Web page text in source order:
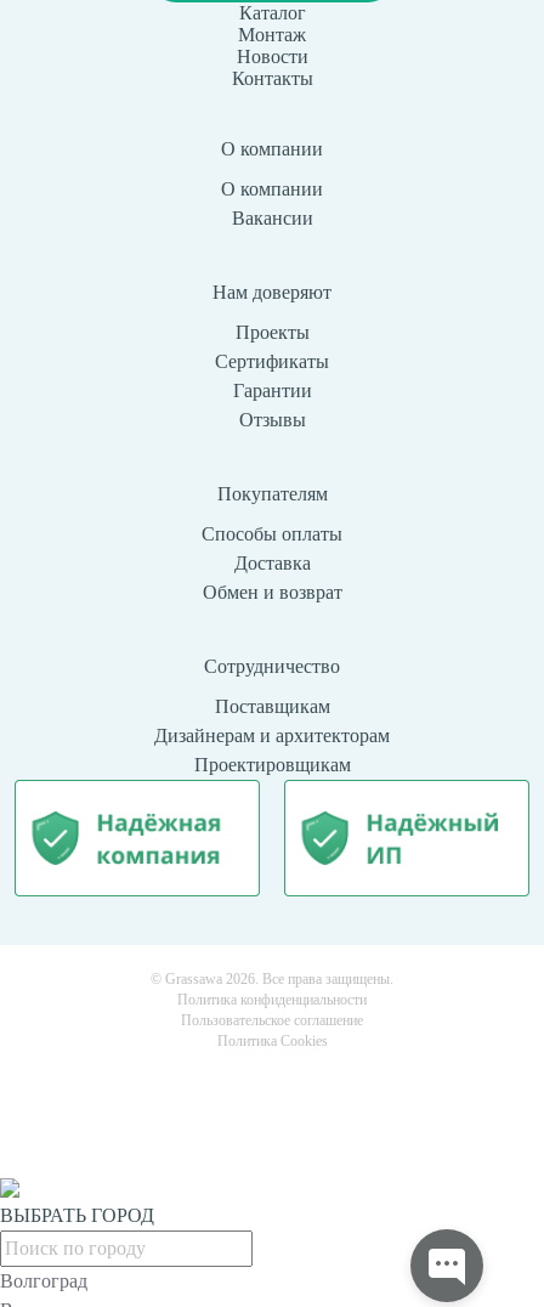
Каталог
Монтаж
Новости
Контакты
О компании
О компании
Вакансии
Нам доверяют
Проекты
Сертификаты
Гарантии
Отзывы
Покупателям
Способы оплаты
Доставка
Обмен и возврат
Сотрудничество
Поставщикам
Дизайнерам и архитекторам
Проектировщикам
© Grassawa 2026. Все права защищены.
Политика конфиденциальности
Пользовательское соглашение
Политика Cookies
ВЫБРАТЬ ГОРОД
Волгоград